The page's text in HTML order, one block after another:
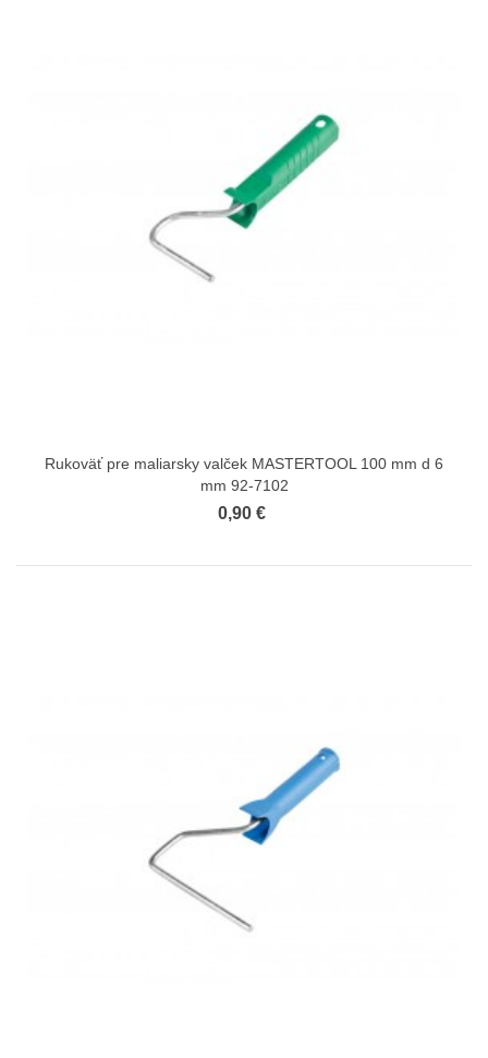
Rukoväť pre maliarsky valček MASTERTOOL 100 mm d 6
mm 92-7102
0,90 €